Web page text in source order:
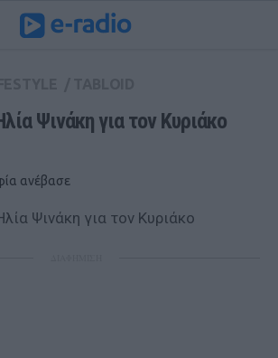
Ψινάκη για τον Κυριάκο
ανέβασε